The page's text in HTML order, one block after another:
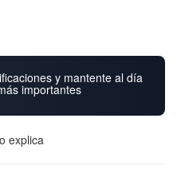
y mantente al día
importantes
explica